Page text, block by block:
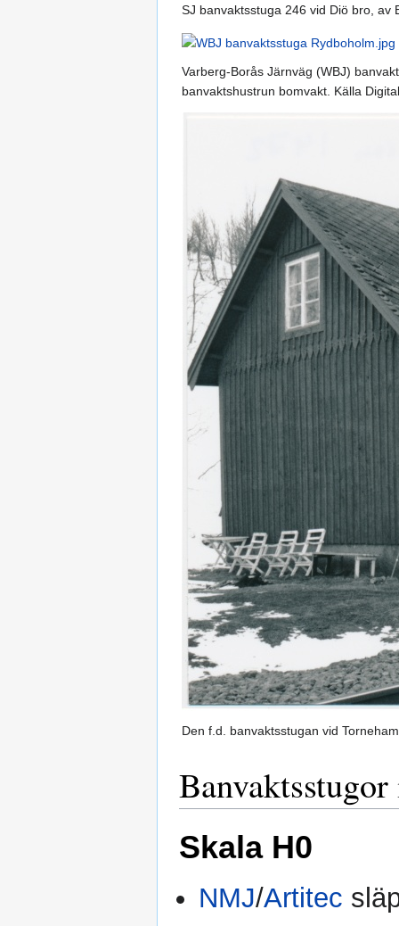
SJ banvaktsstuga 246 vid Diö bro, av
Varberg-Borås Järnväg (WBJ)
banvaktshustrun bomvakt. Källa
Den f.d. banvaktsstugan vid
Skala H0
NMJ/Artitec